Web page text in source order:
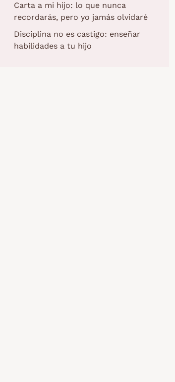
Carta a mi hijo: lo que nunca
recordarás, pero yo jamás olvidaré
Disciplina no es castigo: enseñar
habilidades a tu hijo